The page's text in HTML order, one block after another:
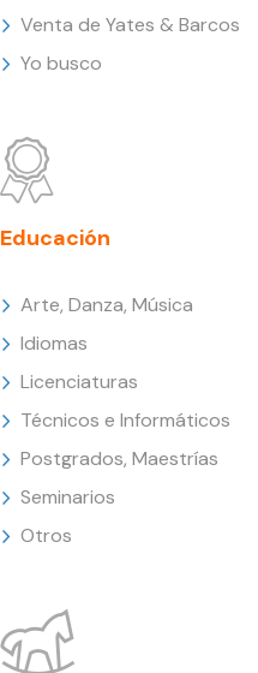
Venta de Yates & Barcos
Yo busco
Educación
Arte, Danza, Música
Idiomas
Licenciaturas
Técnicos e Informáticos
Postgrados, Maestrías
Seminarios
Otros